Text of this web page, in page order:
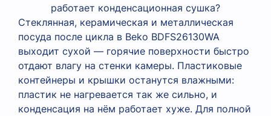
работает конденсационная сушка?
Стеклянная, керамическая и металлическая
посуда после цикла в Beko BDFS26130WA
выходит сухой — горячие поверхности быстро
отдают влагу на стенки камеры. Пластиковые
контейнеры и крышки останутся влажными:
пластик не нагревается так же сильно, и
конденсация на нём работает хуже. Для полной